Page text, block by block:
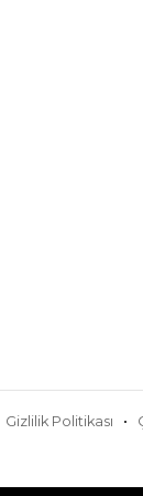
Gizlilik Politikası